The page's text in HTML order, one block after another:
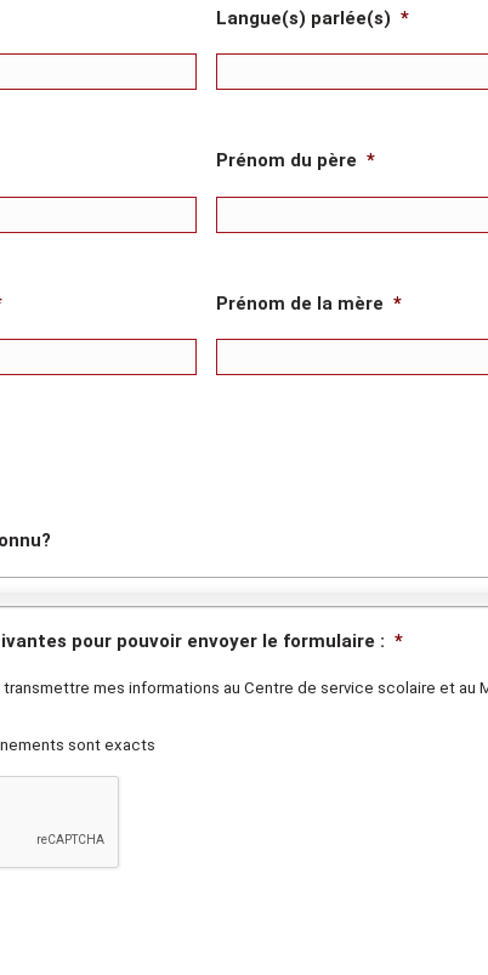
Langue(s) parlée(s) *
Prénom du père *
Prénom de la mère *
pour pouvoir envoyer le formulaire : *
mes informations au Centre de service scolaire et au
sont exacts